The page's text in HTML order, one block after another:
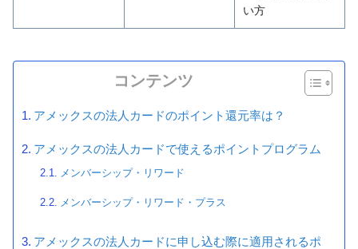
い方
コンテンツ
アメックスの法人カードのポイント還元率は？
アメックスの法人カードで使えるポイントプログラム
メンバーシップ・リワード
メンバーシップ・リワード・プラス
アメックスの法人カードに申し込む際に適用されるポ